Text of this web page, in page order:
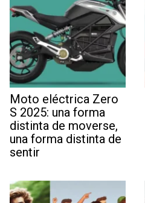
Moto eléctrica Zero
S 2025: una forma
distinta de moverse,
una forma distinta de
sentir